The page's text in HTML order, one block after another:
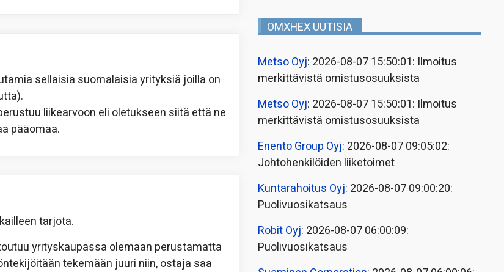
sellaisia suomalaisia yrityksiä joilla on
liikearvoon eli oletukseen siitä että ne
pääomaa.
tarjota.
yrityskaupassa olemaan perustamatta
tekemään juuri niin, ostaja saa
OMXHEX UUTISIA
Metso Oyj: 2026-08-07 15:50:01: Ilmoitus
merkittävistä omistusosuuksista
Metso Oyj: 2026-08-07 15:50:01: Ilmoitus
merkittävistä omistusosuuksista
Enento Group Oyj: 2026-08-07 09:05:02:
Johtohenkilöiden liiketoimet
Kuntarahoitus Oyj: 2026-08-07 09:00:20:
Puolivuosikatsaus
Robit Oyj: 2026-08-07 06:00:09:
Puolivuosikatsaus